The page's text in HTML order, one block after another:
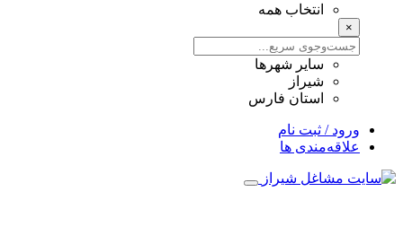
انتخاب همه
×
سایر شهرها
شیراز
استان فارس
ورود / ثبت نام
علاقه‌مندی ها